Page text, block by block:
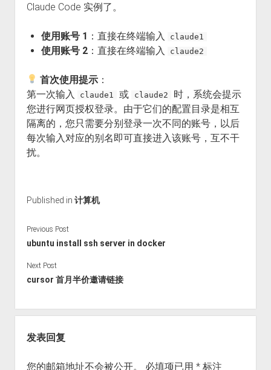
Claude Code 实例了。
使用账号 1 ：直接在终端输入 claude1
使用账号 2：直接在终端输入 claude2
首次使用提示：
第一次输入
claude1 或 claude2
时，系统会提示
您进行网页授权登录。由于它们的配置目录是相互
隔离的，您只需要分别登录一次不同的账号，以后
每次输入对应的别名即可直接进入该账号，互不干
扰。
Published in 计算机
Previous Post
ubuntu install ssh server in docker
Next Post
cursor 首月半价邀请链接
发表回复
您的邮箱地址不会被公开。 必填项已用 *标注